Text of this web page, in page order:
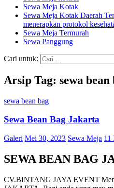
Sewa Meja Kotak
Sewa Meja Kotak Daerah
menerapkan protokol
Sewa Meja Termurah
Sewa Panggung
Cari untuk:
Arsip Tag: sewa
sewa bean bag
Sewa Bean Bag Jakarta
Galeri Mei 30, 2023 Sewa Meja 11
SEWA BEAN BAG
CV.BINTANG JAYA EVENT